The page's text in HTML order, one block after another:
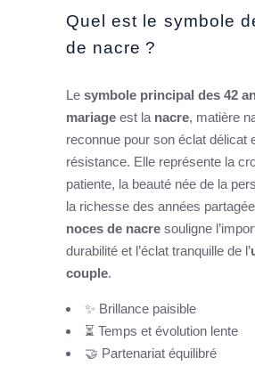
Quel est le symbole
de nacre ?
Le symbole principal des 42
mariage est la nacre, matière
reconnue pour son éclat délicat
résistance. Elle représente la
patiente, la beauté née de la
la richesse des années
noces de nacre souligne
durabilité et l’éclat tranquille de l’
couple.
✨ Brillance paisible
⏳ Temps et évolution lente
🤝 Partenariat équilibré